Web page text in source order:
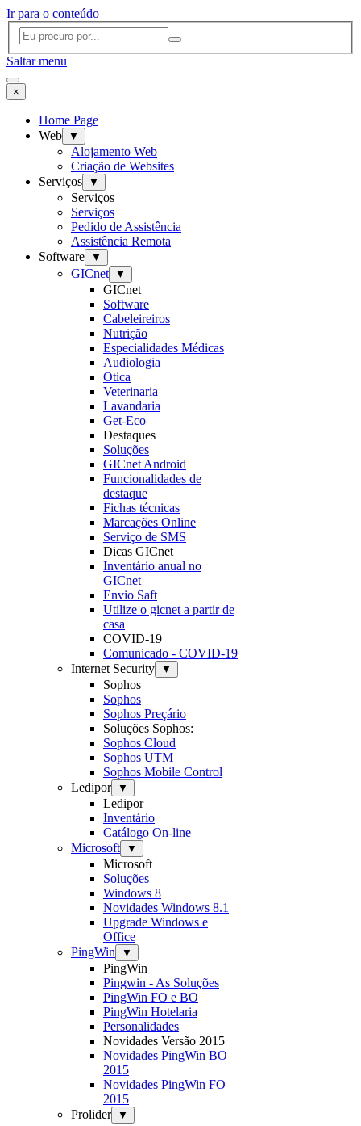
Ir para o conteúdo
Saltar menu
×
Home Page
Web
▼
Alojamento Web
Criação de Websites
Serviços
▼
Serviços
Serviços
Pedido de Assistência
Assistência Remota
Software
▼
GICnet ▼
GICnet
Software
Cabeleireiros
Nutrição
Especialidades Médicas
Audiologia
Otica
Veterinaria
Lavandaria
Get-Eco
Destaques
Soluções
GICnet Android
Funcionalidades de
destaque
Fichas técnicas
Marcações Online
Serviço de SMS
Dicas GICnet
Inventário anual no
GICnet
Envio Saft
Utilize o gicnet a partir de
casa
COVID-19
Comunicado - COVID-19
Internet Security
▼
Sophos
Sophos
Sophos Preçário
Soluções Sophos:
Sophos Cloud
Sophos UTM
Sophos Mobile Control
Ledipor
▼
Ledipor
Inventário
Catálogo On-line
Microsoft
▼
Microsoft
Soluções
Windows 8
Novidades Windows 8.1
Upgrade Windows e
Office
PingWin
▼
PingWin
Pingwin - As Soluções
PingWin FO e BO
PingWin Hotelaria
Personalidades
Novidades Versão 2015
Novidades PingWin BO
2015
Novidades PingWin FO
2015
Prolider
▼